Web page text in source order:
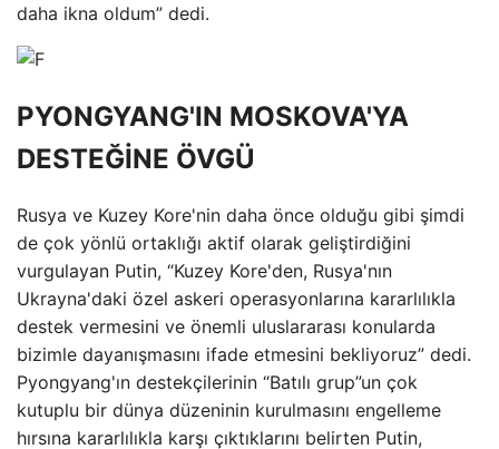
daha ikna oldum” dedi.
PYONGYANG'IN MOSKOVA'YA
DESTEĞİNE ÖVGÜ
Rusya ve Kuzey Kore'nin daha önce olduğu gibi şimdi
de çok yönlü ortaklığı aktif olarak geliştirdiğini
vurgulayan Putin, “Kuzey Kore'den, Rusya'nın
Ukrayna'daki özel askeri operasyonlarına kararlılıkla
destek vermesini ve önemli uluslararası konularda
bizimle dayanışmasını ifade etmesini bekliyoruz” dedi.
Pyongyang'ın destekçilerinin “Batılı grup”un çok
kutuplu bir dünya düzeninin kurulmasını engelleme
hırsına kararlılıkla karşı çıktıklarını belirten Putin,